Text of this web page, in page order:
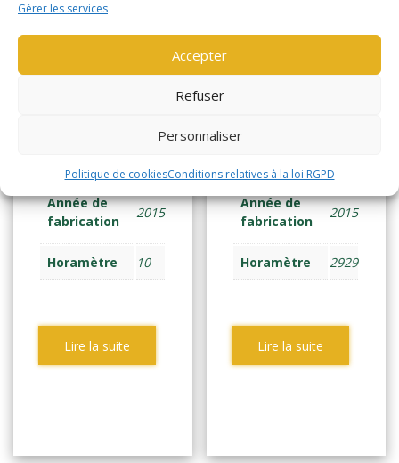
Gérer les services
Accepter
Refuser
Personnaliser
Politique de cookiesConditions relatives à la loi RGPD
YALE MP16
Année de
fabrication
2015
Horamètre 10
Lire la suite
YALE MP16
TRANSPAL ELEC
Année de
fabrication
2015
Horamètre 2929
Lire la suite